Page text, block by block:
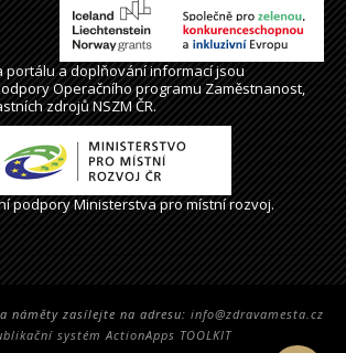
portálua doplňování informací jsou
Operačního programu Zaměstnanost,
zdrojů NSZM ČR.
podpory Ministerstva pro místní rozvoj.
náměty zasílejte na adresu: info@zdravamesta.cz
systém ActionApps TOOLKIT